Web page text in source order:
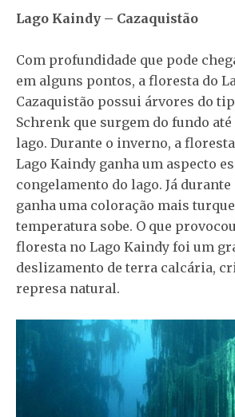
Lago Kaindy – Cazaquistão
Com profundidade que pode
em alguns pontos, a floresta do
Cazaquistão possui árvores do
Schrenk que surgem do fundo
lago. Durante o inverno, a
Lago Kaindy ganha um aspecto
congelamento do lago. Já durante
ganha uma coloração mais
temperatura sobe. O que
floresta no Lago Kaindy foi um
deslizamento de terra calcária,
represa natural.